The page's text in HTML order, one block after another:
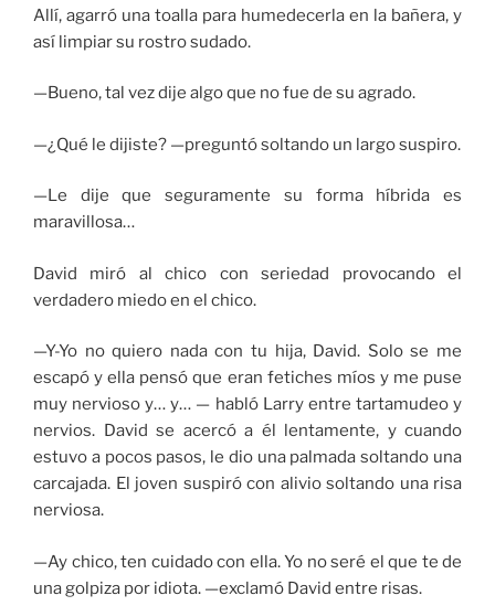
Allí, agarró una toalla para humedecerla en la bañera, y
así limpiar su rostro sudado.
—Bueno, tal vez dije algo que no fue de su agrado.
—¿Qué le dijiste? —preguntó soltando un largo suspiro.
—Le dije que seguramente su forma híbrida es
maravillosa…
David miró al chico con seriedad provocando el
verdadero miedo en el chico.
—Y-Yo no quiero nada con tu hija, David. Solo se me
escapó y ella pensó que eran fetiches míos y me puse
muy nervioso y… y… — habló Larry entre tartamudeo y
nervios. David se acercó a él lentamente, y cuando
estuvo a pocos pasos, le dio una palmada soltando una
carcajada. El joven suspiró con alivio soltando una risa
nerviosa.
—Ay chico, ten cuidado con ella. Yo no seré el que te de
una golpiza por idiota. —exclamó David entre risas.